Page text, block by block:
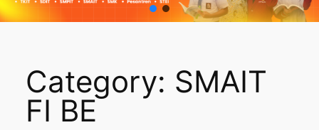
Category: SMAIT
FI BE